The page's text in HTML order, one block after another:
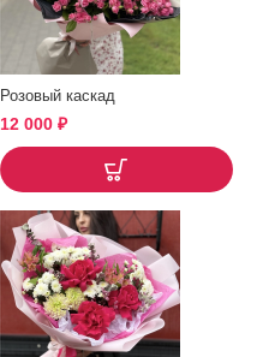
Розовый каскад
12 000 ₽